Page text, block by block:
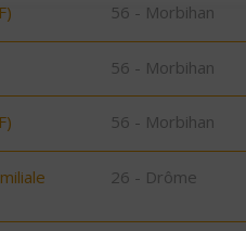
56 - Morbihan
56 - Morbihan
56 - Morbihan
26 - Drôme